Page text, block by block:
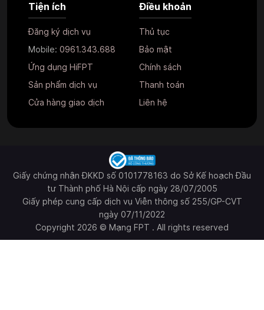
Tiện ích
Đăng ký dịch vụ
Mobile: 0961.343.688
Ứng dụng HiFPT
Sản phẩm dịch vụ
Cửa hàng giao dịch
Điều khoản
Thủ tục
Bảo mật
Chính sách
Thanh toán
Liên hệ
Giấy chứng nhận ĐKKD số 0101778163 do Sở Kế hoạch Đầu
tư Thành phố Hà Nội cấp ngày 28/07/2005
Giấy phép cung cấp dịch vụ Viễn thông số 255/GP-CVT
ngày 07/11/2022
Copyright 2026 © Mạng FPT . All rights reserved